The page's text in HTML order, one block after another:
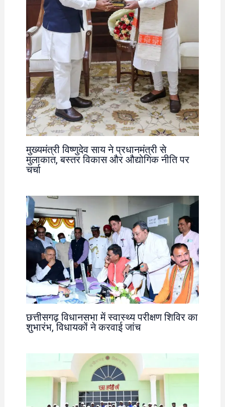
मुख्यमंत्री विष्णुदेव साय ने प्रधानमंत्री से
मुलाकात, बस्तर विकास और औद्योगिक नीति पर
चर्चा
छत्तीसगढ़ विधानसभा में स्वास्थ्य परीक्षण शिविर का
शुभारंभ, विधायकों ने करवाई जांच